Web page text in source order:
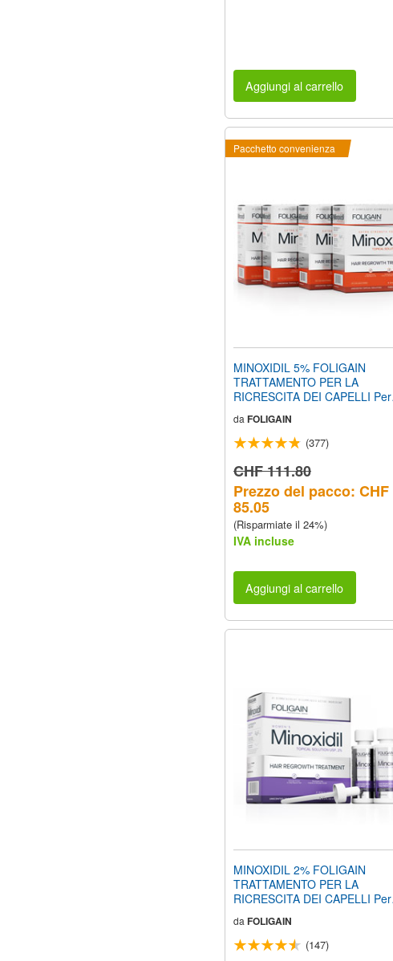
Aggiungi al carrello
Pacchetto convenienza
MINOXIDIL 5% FOLIGAIN
TRATTAMENTO PER LA
RICRESCITA DEI CAPELLI Per
12 Mesi
daFOLIGAIN
(377)
CHF 111.80
Prezzo del pacco: CHF
85.05
(Risparmiate il 24%)
IVA incluse
Aggiungi al carrello
MINOXIDIL 2% FOLIGAIN
TRATTAMENTO PER LA
RICRESCITA DEI CAPELLI Per
Mesi
da FOLIGAIN
(147)